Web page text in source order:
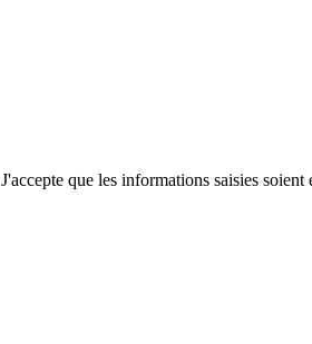
J'accepte que les informations saisies